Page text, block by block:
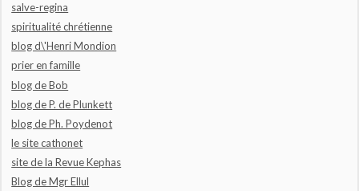
salve-regina
spiritualité chrétienne
blog d\'Henri Mondion
prier en famille
blog de Bob
blog de P. de Plunkett
blog de Ph. Poydenot
le site cathonet
site de la Revue Kephas
Blog de Mgr Ellul